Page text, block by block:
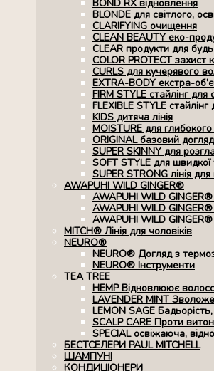
BOND RX вiдновлення
BLONDE для світлого,
CLARIFYING очищення
CLEAN BEAUTY еко-
CLEAR продукти для
COLOR PROTECT захист
CURLS для кучерявого
EXTRA-BODY екстра-
FIRM STYLE стайлінг для
FLEXIBLE STYLE
KIDS дитяча лінія
MOISTURE для
ORIGINAL базовий догляд
SUPER SKINNY для
SOFT STYLE для швидкої
SUPER STRONG лінія
AWAPUHI WILD GINGER®
AWAPUHI WILD
AWAPUHI WILD
AWAPUHI WILD
MITCH® Лінія для чоловіків
NEURO®
NEURO® Догляд з
NEURO® Інструменти
TEA TREE
HEMP Відновлюює
LAVENDER MINT
LEMON SAGE
SCALP CARE Проти
SPECIAL освіжаюча,
БЕСТСЕЛЕРИ PAUL MITCHELL
ШАМПУНІ
КОНДИЦІОНЕРИ